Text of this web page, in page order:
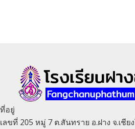
ที่อยู่
เลขที่ 205 หมู่ 7 ต.สันทราย อ.ฝาง จ.เชีย